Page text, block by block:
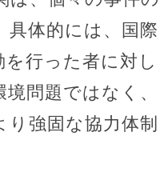
具体的には、国際
行った者に対し
問題ではなく、
強固な協力体制